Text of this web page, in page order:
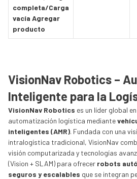
completa/Carga
vacía Agregar
producto
VisionNav Robotics –
Inteligente para la
VisionNav Robotics es un líder global
automatización logística mediante
inteligentes (AMR). Fundada con una
intralogística tradicional, VisionNav
visión computarizada y tecnologías
(Vision + SLAM) para ofrecer robots
seguros y escalables que se integran